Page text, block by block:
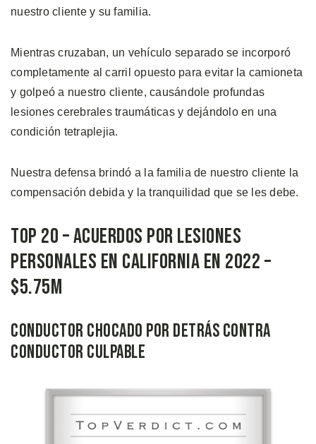
nuestro cliente y su familia.
Mientras cruzaban, un vehículo separado se incorporó
completamente al carril opuesto para evitar la camioneta
y golpeó a nuestro cliente, causándole profundas
lesiones cerebrales traumáticas y dejándolo en una
condición tetraplejia.
Nuestra defensa brindó a la familia de nuestro cliente la
compensación debida y la tranquilidad que se les debe.
Top 20 – Acuerdos por Lesiones
Personales en California en 2022 –
$5.75M
Conductor Chocado por Detrás contra
Conductor Culpable